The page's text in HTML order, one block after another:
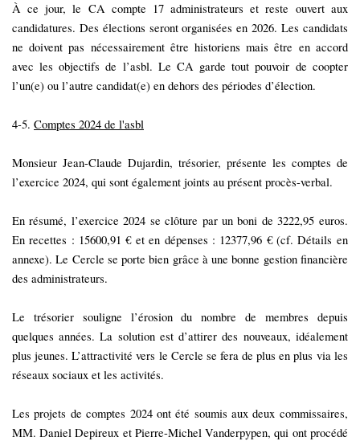
À ce jour, le CA compte 17 administrateurs et reste ouvert aux
candidatures. Des élections seront organisées en 2026. Les candidats
ne doivent pas nécessairement être historiens mais être en accord
avec les objectifs de l’asbl. Le CA garde tout pouvoir de coopter
l’un(e) ou l’autre candidat(e) en dehors des périodes d’élection.
4-5. Comptes 2024 de l'asbl
Monsieur Jean-Claude Dujardin, trésorier, présente les comptes de
l’exercice 2024, qui sont également joints au présent procès-verbal.
En résumé, l’exercice 2024 se clôture par un boni de 3222,95 euros.
En recettes : 15600,91 € et en dépenses : 12377,96 € (cf. Détails en
annexe). Le Cercle se porte bien grâce à une bonne gestion financière
des administrateurs.
Le trésorier souligne l’érosion du nombre de membres depuis
quelques années. La solution est d’attirer des nouveaux, idéalement
plus jeunes. L’attractivité vers le Cercle se fera de plus en plus via les
réseaux sociaux et les activités.
Les projets de comptes 2024 ont été soumis aux deux commissaires,
MM. Daniel Depireux et Pierre-Michel Vanderpypen, qui ont procédé